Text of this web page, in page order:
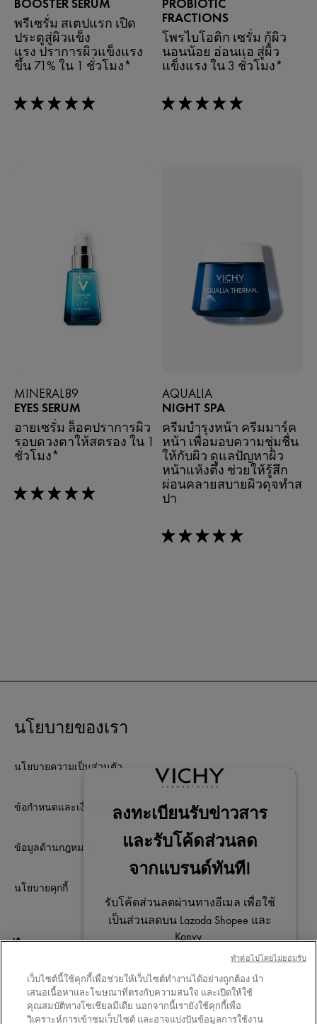
พรีเซรั่ม สเตปแรก เปิด
ประตูสู่ผิวแข็ง
แรง ปราการผิวแข็งแรง
ขึ้น 71% ใน 1 ชั่วโมง*
5/5
FRACTIONS
โพรไบโอติก เซรั่ม กู้ผิว
นอนน้อย อ่อนแอ สู่ผิว
แข็งแรง ใน 3 ชั่วโมง*
5/5
MINERAL89
EYES SERUM
อายเซรั่ม ล็อคปราการผิว
รอบดวงตาให้สตรอง ใน 1
ชั่วโมง*
5/5
AQUALIA
NIGHT SPA
ครีมบำรุงหน้า ครีมมาร์ค
หน้า เพื่อมอบความชุ่มชื่น
ให้กับผิว ดูแลปัญหาผิว
หน้าแห้งตึง ช่วยให้รู้สึก
ผ่อนคลายสบายผิวดุจทำส
ปา
5/5
นโยบายของเรา
นโยบายความเป็นส่วนตัว
ข้อกำหนดและเงื่อนไขการใช้เว็บไซต์
ข้อมูลด้านกฎหมาย
นโยบายคุกกี้
ไม่พลาดการติดต่อ
เว็บไซต์นี้ใช้คุกกี้เพื่อช่วยให้เว็บไซต์ทำงานได้อย่างถูกต้อง นำ
เสนอเนื้อหาและโฆษณาที่ตรงกับความสนใจ และเปิดให้ใช้
คุณสมบัติทางโซเชียลมีเดีย นอกจากนี้เรายังใช้คุกกี้เพื่อ
วิเคราะห์การเข้าชมเว็บไซต์ และอาจแบ่งปันข้อมูลการใช้งาน
ทําต่อไปโดยไม่ยอมรับ